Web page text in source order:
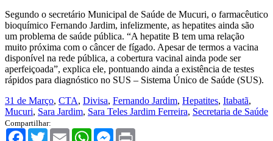
Segundo o secretário Municipal de Saúde de Mucuri, o farmacêutico
bioquímico Fernando Jardim, infelizmente, as hepatites ainda são
um problema de saúde pública. “A hepatite B tem uma relação
muito próxima com o câncer de fígado. Apesar de termos a vacina
disponível na rede pública, a cobertura vacinal ainda pode ser
aperfeiçoada”, explica ele, pontuando ainda a existência de testes
rápidos para diagnóstico no SUS – Sistema Único de Saúde (SUS).
31 de Março, CTA, Divisa, Fernando Jardim, Hepatites, Itabatã,
Mucuri, Sara Jardim, Sara Teles Jardim Ferreira, Secretaria de Saúde
Compartilhar:
Facebook
TwitterEmail WhatsAppMessenger